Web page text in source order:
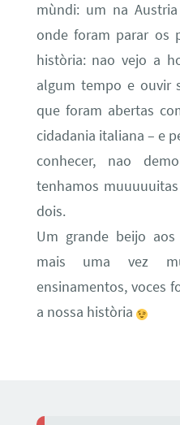
mùndi: um na
onde foram parar os
història: nao vejo a
algum tempo e ouvir
que foram abertas
cidadania italiana – e
conhecer, nao
tenhamos
dois.
Um grande beijo
mais uma vez
ensinamentos, voces
a nossa història